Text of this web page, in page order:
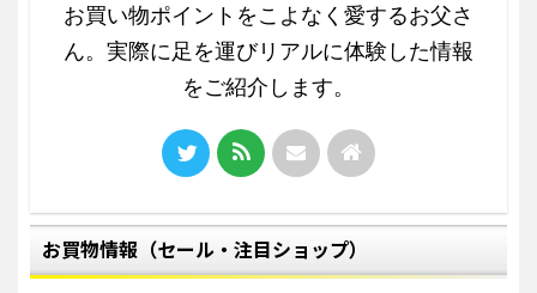
お買い物ポイントをこよなく愛するお父さ
ん。実際に足を運びリアルに体験した情報
をご紹介します。
お買物情報（セール・注目ショップ）